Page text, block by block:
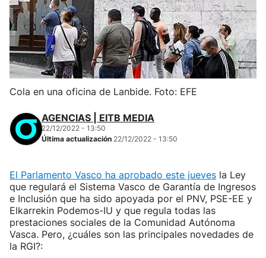
Cola en una oficina de Lanbide. Foto: EFE
AGENCIAS | EITB MEDIA
22/12/2022 - 13:50
Última actualización 22/12/2022 - 13:50
El Parlamento Vasco ha aprobado este jueves la Ley
que regulará el Sistema Vasco de Garantía de Ingresos
e Inclusión que ha sido apoyada por el PNV, PSE-EE y
Elkarrekin Podemos-IU y que regula todas las
prestaciones sociales de la Comunidad Autónoma
Vasca. Pero, ¿cuáles son las principales novedades de
la RGI?: